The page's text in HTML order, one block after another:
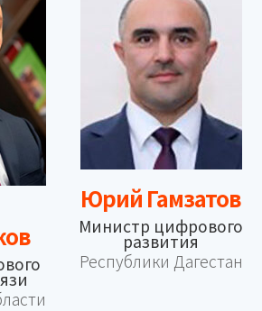
Юрий Гамзатов
Министр цифрового
развития
Республики Дагестан